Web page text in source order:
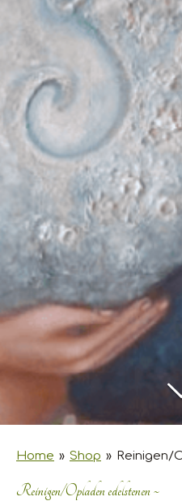
Home » Shop » Reinigen/
Reinigen/Opladen edelstenen ~